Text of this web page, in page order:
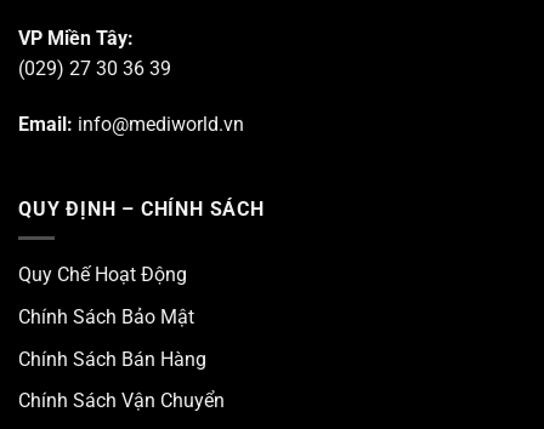
VP Miền Tây:
(029) 27 30 36 39
Email: info@mediworld.vn
QUY ĐỊNH – CHÍNH SÁCH
Quy Chế Hoạt Động
Chính Sách Bảo Mật
Chính Sách Bán Hàng
Chính Sách Vận Chuyển